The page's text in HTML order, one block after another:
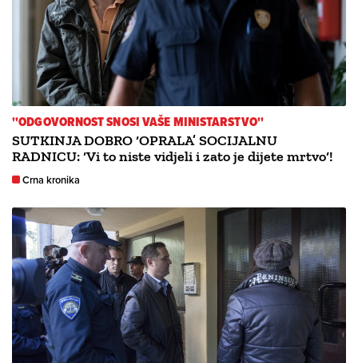
''ODGOVORNOST SNOSI VAŠE MINISTARSTVO''
SUTKINJA DOBRO ‘OPRALA’ SOCIJALNU
RADNICU: ‘Vi to niste vidjeli i zato je dijete mrtvo‘!
Crna kronika